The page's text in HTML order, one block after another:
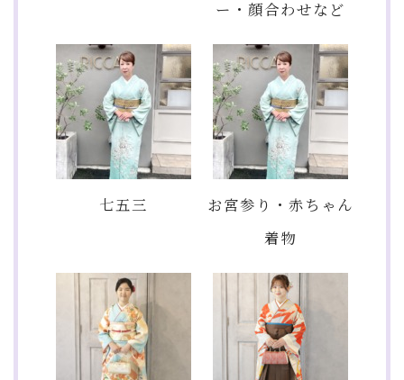
ー・顔合わせなど
七五三
お宮参り・赤ちゃん
着物